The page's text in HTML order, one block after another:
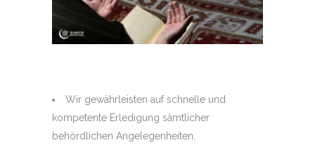
Wir gewährleisten auf schnelle und
kompetente Erledigung sämtlicher
behördlichen Angelegenheiten.